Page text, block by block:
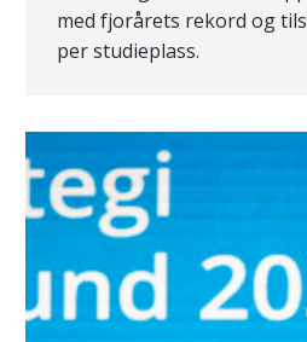
med fjorårets rekord og
per studieplass.